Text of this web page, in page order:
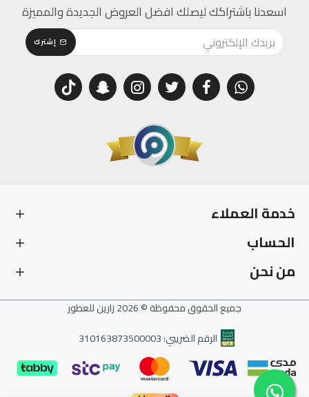
اسعدنا باشتراكك ليصلك افضل العروض الجديدة والمميزة
إشترك
خدمة العملاء
الحساب
من نحن
جميع الحقوق محفوظة © 2026 زارين للعطور
الرقم الضريبي: 310163873500003